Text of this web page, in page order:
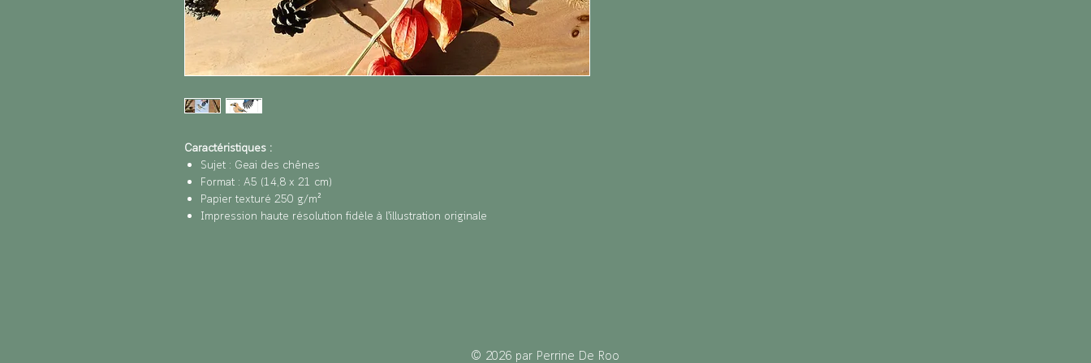
Caractéristiques :
Sujet : Geai des chênes
Format : A5 (14,8 x 21 cm)
Papier texturé 250 g/m²
Impression haute résolution fidèle à l’illustration originale
© 2026 par Perrine De Roo